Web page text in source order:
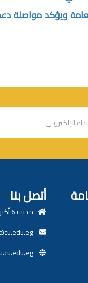
ويؤكد مواصلة
أتصل بنا
مدينة 6 أكتوبر - طريق وصلة دهشور